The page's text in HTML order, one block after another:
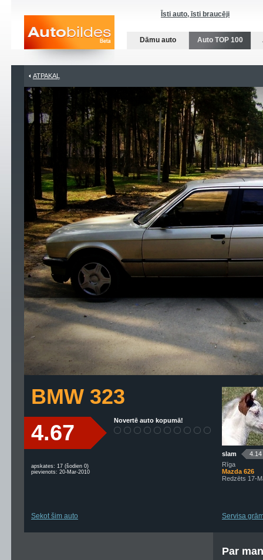
Īsti auto, īsti braucēji
Dāmu auto Auto TOP 100
ATPAKAĻ
BMW 323
4.67 Novertē auto kopumā!
apskates: 17 (šodien 0)
pievienots: 20-Mar-2010
Sekot šim auto
slam
4.14
Rīga
Mazda 626
Redzēts 17-
Servisa
Par